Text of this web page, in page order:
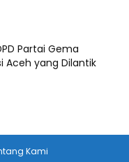
Partai Gema
Aceh yang Dilantik
Kami